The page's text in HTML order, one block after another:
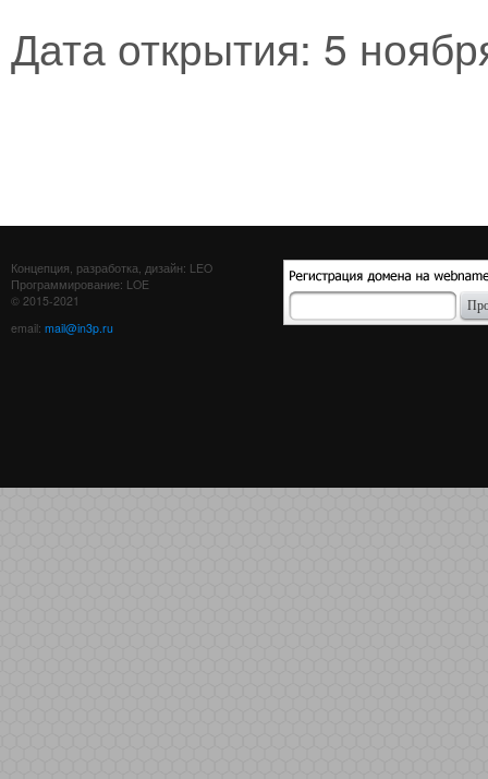
Дата открытия: 5
Концепция, разработка, дизайн: LEO
Программирование: LOE
© 2015-2021
email: mail@in3p.ru